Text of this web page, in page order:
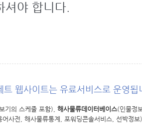
셔야 합니다.
트 웹사이트는 유료서비스로 운영됩
기의 스케줄 포함), 해사물류데이터베이스(인물정
어사전, 해사물류통계, 포워딩콘솔서비스, 선박정보